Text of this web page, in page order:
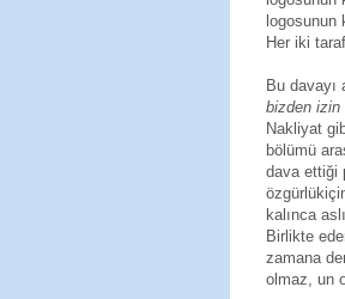
logosunun
Her iki
Bu davayı
bizden izin
Nakliyat
bölümü
dava ettiği
kalınca
Birlikte
zamana
olmaz, un